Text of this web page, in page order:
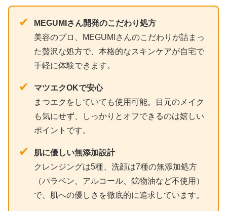
✔
MEGUMIさん開発のこだわり処方
美容のプロ、MEGUMIさんのこだわりが詰まっ
た贅沢な処方で、本格的なスキンケアが自宅で
手軽に体験できます。
✔
マツエクOKで安心
まつエクをしていても使用可能。目元のメイク
も気にせず、しっかりとオフできるのは嬉しい
ポイントです。
✔
肌に優しい無添加設計
クレンジングは5種、洗顔は7種の無添加処方
（パラベン、アルコール、鉱物油など不使用）
で、肌への優しさを徹底的に追求しています。